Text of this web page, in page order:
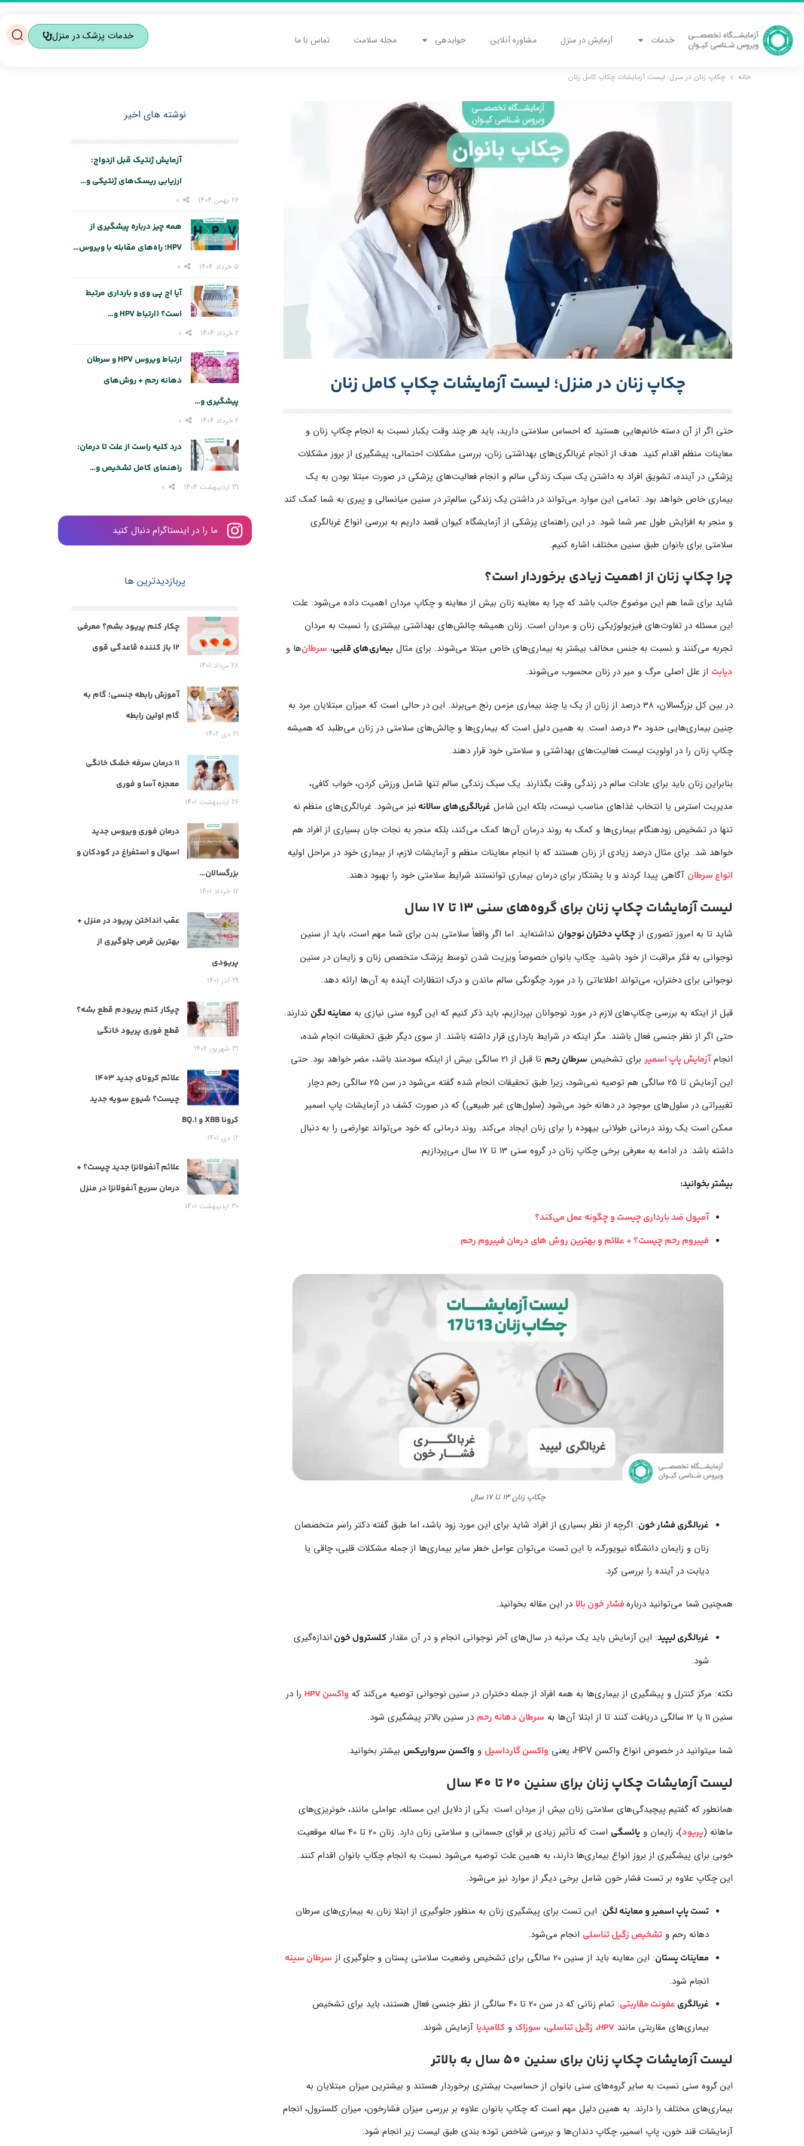
خدمات آزمایش در منزل مشاوره آنلاین جوابدهی مجله سلامت تماس با ما خدمات پزشک در منزل
خانه چکاپ زنان در منزل؛ لیست آزمایشات چکاپ کامل زنان
چکاپ زنان در منزل؛ لیست آزمایشات چکاپ کامل زنان
حتی اگر از آن دسته خانم‌هایی هستید که احساس سلامتی دارید، باید هر چند وقت یکبار نسبت به انجام چکاپ زنان و
معاینات منظم اقدام کنید. هدف از انجام غربالگری‌های بهداشتی زنان، بررسی مشکلات احتمالی، پیشگیری از بروز مشکلات
پزشکی در آینده، تشویق افراد به داشتن یک سبک زندگی سالم و انجام فعالیت‌های پزشکی در صورت مبتلا بودن به یک
بیماری خاص خواهد بود. تمامی این موارد می‌تواند در داشتن یک زندگی سالم‌‌تر در سنین میانسالی و پیری به شما کمک کند
و منجر به افزایش طول عمر شما شود. در این راهنمای پزشکی از آزمایشگاه کیوان قصد داریم به بررسی انواع غربالگری
سلامتی برای بانوان طبق سنین مختلف اشاره کنیم.
چرا چکاپ زنان از اهمیت زیادی برخوردار است؟
شاید برای شما هم این موضوع جالب باشد که چرا به معاینه زنان بیش از معاینه و چکاپ مردان اهمیت داده می‌شود. علت
این مسئله در تفاوت‌های فیزیولوژیکی زنان و مردان است. زنان همیشه چالش‌های بهداشتی بیشتری را نسبت به مردان
تجربه می‌کنند و نسبت به جنس مخالف بیشتر به بیماری‌های خاص مبتلا می‌شوند. برای مثال بیماری‌های قلبی، سرطان‌ها و
دیابت از علل اصلی مرگ‌ و میر در زنان محسوب می‌شوند.
در بین کل بزرگسالان، 38 درصد از زنان از یک یا چند بیماری مزمن رنج می‌برند. این در حالی است که میزان مبتلایان مرد به
چنین بیماری‌هایی حدود 30 درصد است. به همین دلیل است که بیماری‌ها و چالش‌های سلامتی در زنان می‌طلبد که همیشه
چکاپ زنان را در اولویت لیست فعالیت‌های بهداشتی و سلامتی خود قرار دهند.
بنابراین زنان باید برای عادات سالم در زندگی وقت بگذارند. یک سبک زندگی سالم تنها شامل ورزش کردن، خواب کافی،
مدیریت استرس یا انتخاب غذاهای مناسب نیست، بلکه این شامل غربالگری‌های سالانه نیز می‌شود. غربالگری‌های منظم نه
تنها در تشخیص زودهنگام بیماری‌ها و کمک به روند درمان آن‌ها کمک می‌کند، بلکه منجر به نجات جان بسیاری از افراد هم
خواهد شد. برای مثال درصد زیادی از زنان هستند که با انجام معاینات منظم و آزمایشات لازم، از بیماری خود در مراحل اولیه
انواع سرطان آگاهی پیدا کردند و با پشتکار برای درمان بیماری توانستند شرایط سلامتی خود را بهبود دهند.
لیست آزمایشات چکاپ زنان برای گروه‌های سنی 13 تا 17 سال
شاید تا به امروز تصوری از چکاپ دختران نوجوان نداشته‌اید. اما اگر واقعاً سلامتی بدن برای شما مهم است، باید از سنین
نوجوانی به فکر مراقبت از خود باشید. چکاپ بانوان خصوصاً ویزیت شدن توسط پزشک متخصص زنان و زایمان در سنین
نوجوانی برای دختران، می‌تواند اطلاعاتی را در مورد چگونگی سالم ماندن و درک انتظارات آینده به آن‌ها ارائه دهد.
قبل از اینکه به بررسی چکاپ‌های لازم در مورد نوجوانان بپردازیم، باید ذکر کنیم که این گروه سنی نیازی به معاینه لگن ندارند.
حتی اگر از نظر جنسی فعال باشند. مگر اینکه در شرایط بارداری قرار داشته باشند. از سوی دیگر طبق تحقیقات انجام شده،
انجامآزمایش پاپ اسمیر برای تشخیص سرطان رحم
تا قبل از 21 سالگی بیش از اینکه سودمند باشد، مضر خواهد بود. حتی
این آزمایش تا 25 سالگی هم توصیه نمی‌شود، زیرا طبق تحقیقات انجام شده گفته می‌شود در سن 25 سالگی رحم دچار
تغییراتی در سلول‌های موجود در دهانه خود می‌شود (سلول‌های غیر طبیعی) که در صورت کشف در آزمایشات پاپ اسمیر
ممکن است یک روند درمانی طولانی بیهوده را برای زنان ایجاد می‌کند. روند درمانی که خود می‌تواند عوارضی را به دنبال
داشته باشد. در ادامه به معرفی برخی چکاپ زنان در گروه سنی 13 تا 17 سال می‌پردازیم.
بیشتر بخوانید:
آمپول ضد بارداری چیست و چگونه عمل می‌کند؟
فیبروم رحم چیست؟ + علائم و بهترین روش های درمان فيبروم رحم
چکاپ زنان ۱۳ تا ۱۷ سال
غربالگری فشار خون: اگرچه از نظر بسیاری از افراد شاید برای این مورد زود باشد، اما طبق گفته دکتر راسر متخصصان
زنان و زایمان دانشگاه نیویورک، با این تست می‌توان عوامل خطر سایر بیماری‌ها از جمله مشکلات قلبی، چاقی یا
دیابت در آینده را بررسی کرد.
همچنین شما می‌توانید دربارهفشار خون بالا در این مقاله بخوانید.
غربالگری لیپید: این آزمایش باید یک مرتبه در سال‌های آخر نوجوانی انجام و در آن مقدار کلسترول خون اندازه‌گیری
شود.
نکته: مرکز کنترل و پیشگیری از بیماری‌ها به همه افراد از جمله دختران در سنین نوجوانی توصیه می‌کند که واکسن HPV
را در
سنین 11 یا 12 سالگی دریافت کنند تا از ابتلا آن‌ها به
سرطان دهانه رحم در سنین بالاتر پیشگیری شود.
شما میتوانید در خصوص انواع واکسن HPV، یعنی واکسن گارداسیل و واکسن سرواریکس بیشتر بخوانید.
لیست آزمایشات چکاپ زنان برای سنین 20 تا 40 سال
همانطور که گفتیم پیچیدگی‌های سلامتی زنان بیش از مردان است. یکی از دلایل این مسئله، عواملی مانند، خونریزی‌های
ماهانه (پریود)، زایمان و یائسگی
است که تأثیر زیادی بر قوای جسمانی و سلامتی زنان دارد. زنان 20 تا 40 ساله موقعیت
خوبی برای پیشگیری از بروز انواع بیماری‌ها دارند، به همین علت توصیه می‌شود نسبت به انجام چکاپ بانوان اقدام کنند.
این چکاپ علاوه بر تست فشار خون شامل برخی دیگر از موارد نیز می‌شود.
تست پاپ اسمیر و معاینه لگن: این تست برای پیشگیری زنان به منظور جلوگیری از ابتلا زنان به بیماری‌های سرطان
دهانه رحم و تشخیص زگیل تناسلی انجام می‌شود.
معاینات پستان: این معاینه باید از سنین 20 سالگی برای تشخیص وضعیت سلامتی پستان و جلوگیری از سرطان سینه
انجام شود.
غربالگری عفونت مقاربتی
: تمام زنانی که در سن 20 تا 40 سالگی از نظر جنسی فعال هستند، باید برای تشخیص
بیماری‌های مقاربتی مانند HPV، زگیل تناسلی، سوزاک و کلامیدیا آزمایش شوند.
لیست آزمایشات چکاپ زنان برای سنین 50 سال به بالاتر
این گروه سنی نسبت به سایر گروه‌های سنی بانوان از حساسیت بیشتری برخوردار هستند و بیشترین میزان مبتلایان به
بیماری‌های مختلف را دارند. به همین دلیل مهم است که چکاپ بانوان علاوه بر بررسی میزان فشارخون، میزان کلسترول، انجام
آزمایشات قند خون، پاپ اسمیر، چکاپ دندان‌ها و بررسی شاخص توده بندی طبق لیست زیر انجام شود.
نوشته های اخیر
آزمایش ژنتیک قبل ازدواج:
ارزیابی ریسک‌های ژنتیکی و…
26 بهمن 1404
همه چیز درباره پیشگیری از
HPV؛ راه‌های مقابله با ویروس…
5 خرداد 1404
آیا اچ پی وی و بارداری مرتبط
است؟ (ارتباط HPV و…
2 خرداد 1404
ارتباط ویروس HPV و سرطان
دهانه رحم + روش‌های
پیشگیری و…
2 خرداد 1404
درد کلیه راست از علت تا درمان:
راهنمای کامل تشخیص و…
31 اردیبهشت 1404
ما را در اینستاگرام دنبال کنید
پربازدیدترین ها
چکار کنم پریود بشم؟ معرفی
12 باز کننده قاعدگی قوی
28 مرداد 1401
آموزش رابطه جنسی؛ گام به
گام اولین رابطه
21 دی 1402
11 درمان سرفه خشک خانگی
معجزه آسا و فوری
26 اردیبهشت 1401
درمان فوری ویروس جدید
اسهال و استفراغ در کودکان و
بزرگسالان…
12 خرداد 1401
عقب انداختن پریود در منزل +
بهترین قرص جلوگیری از
پریودی
29 آذر 1401
چیکار کنم پریودم قطع بشه؟
قطع فوری پریود خانگی
31 شهریور 1402
علائم کرونای جدید 1403
چیست؟ شیوع سویه جدید
کرونا XBB و BQ.1
12 دی 1401
علائم آنفولانزا جدید چیست؟ +
درمان سریع آنفولانزا در منزل
30 اردیبهشت 1401